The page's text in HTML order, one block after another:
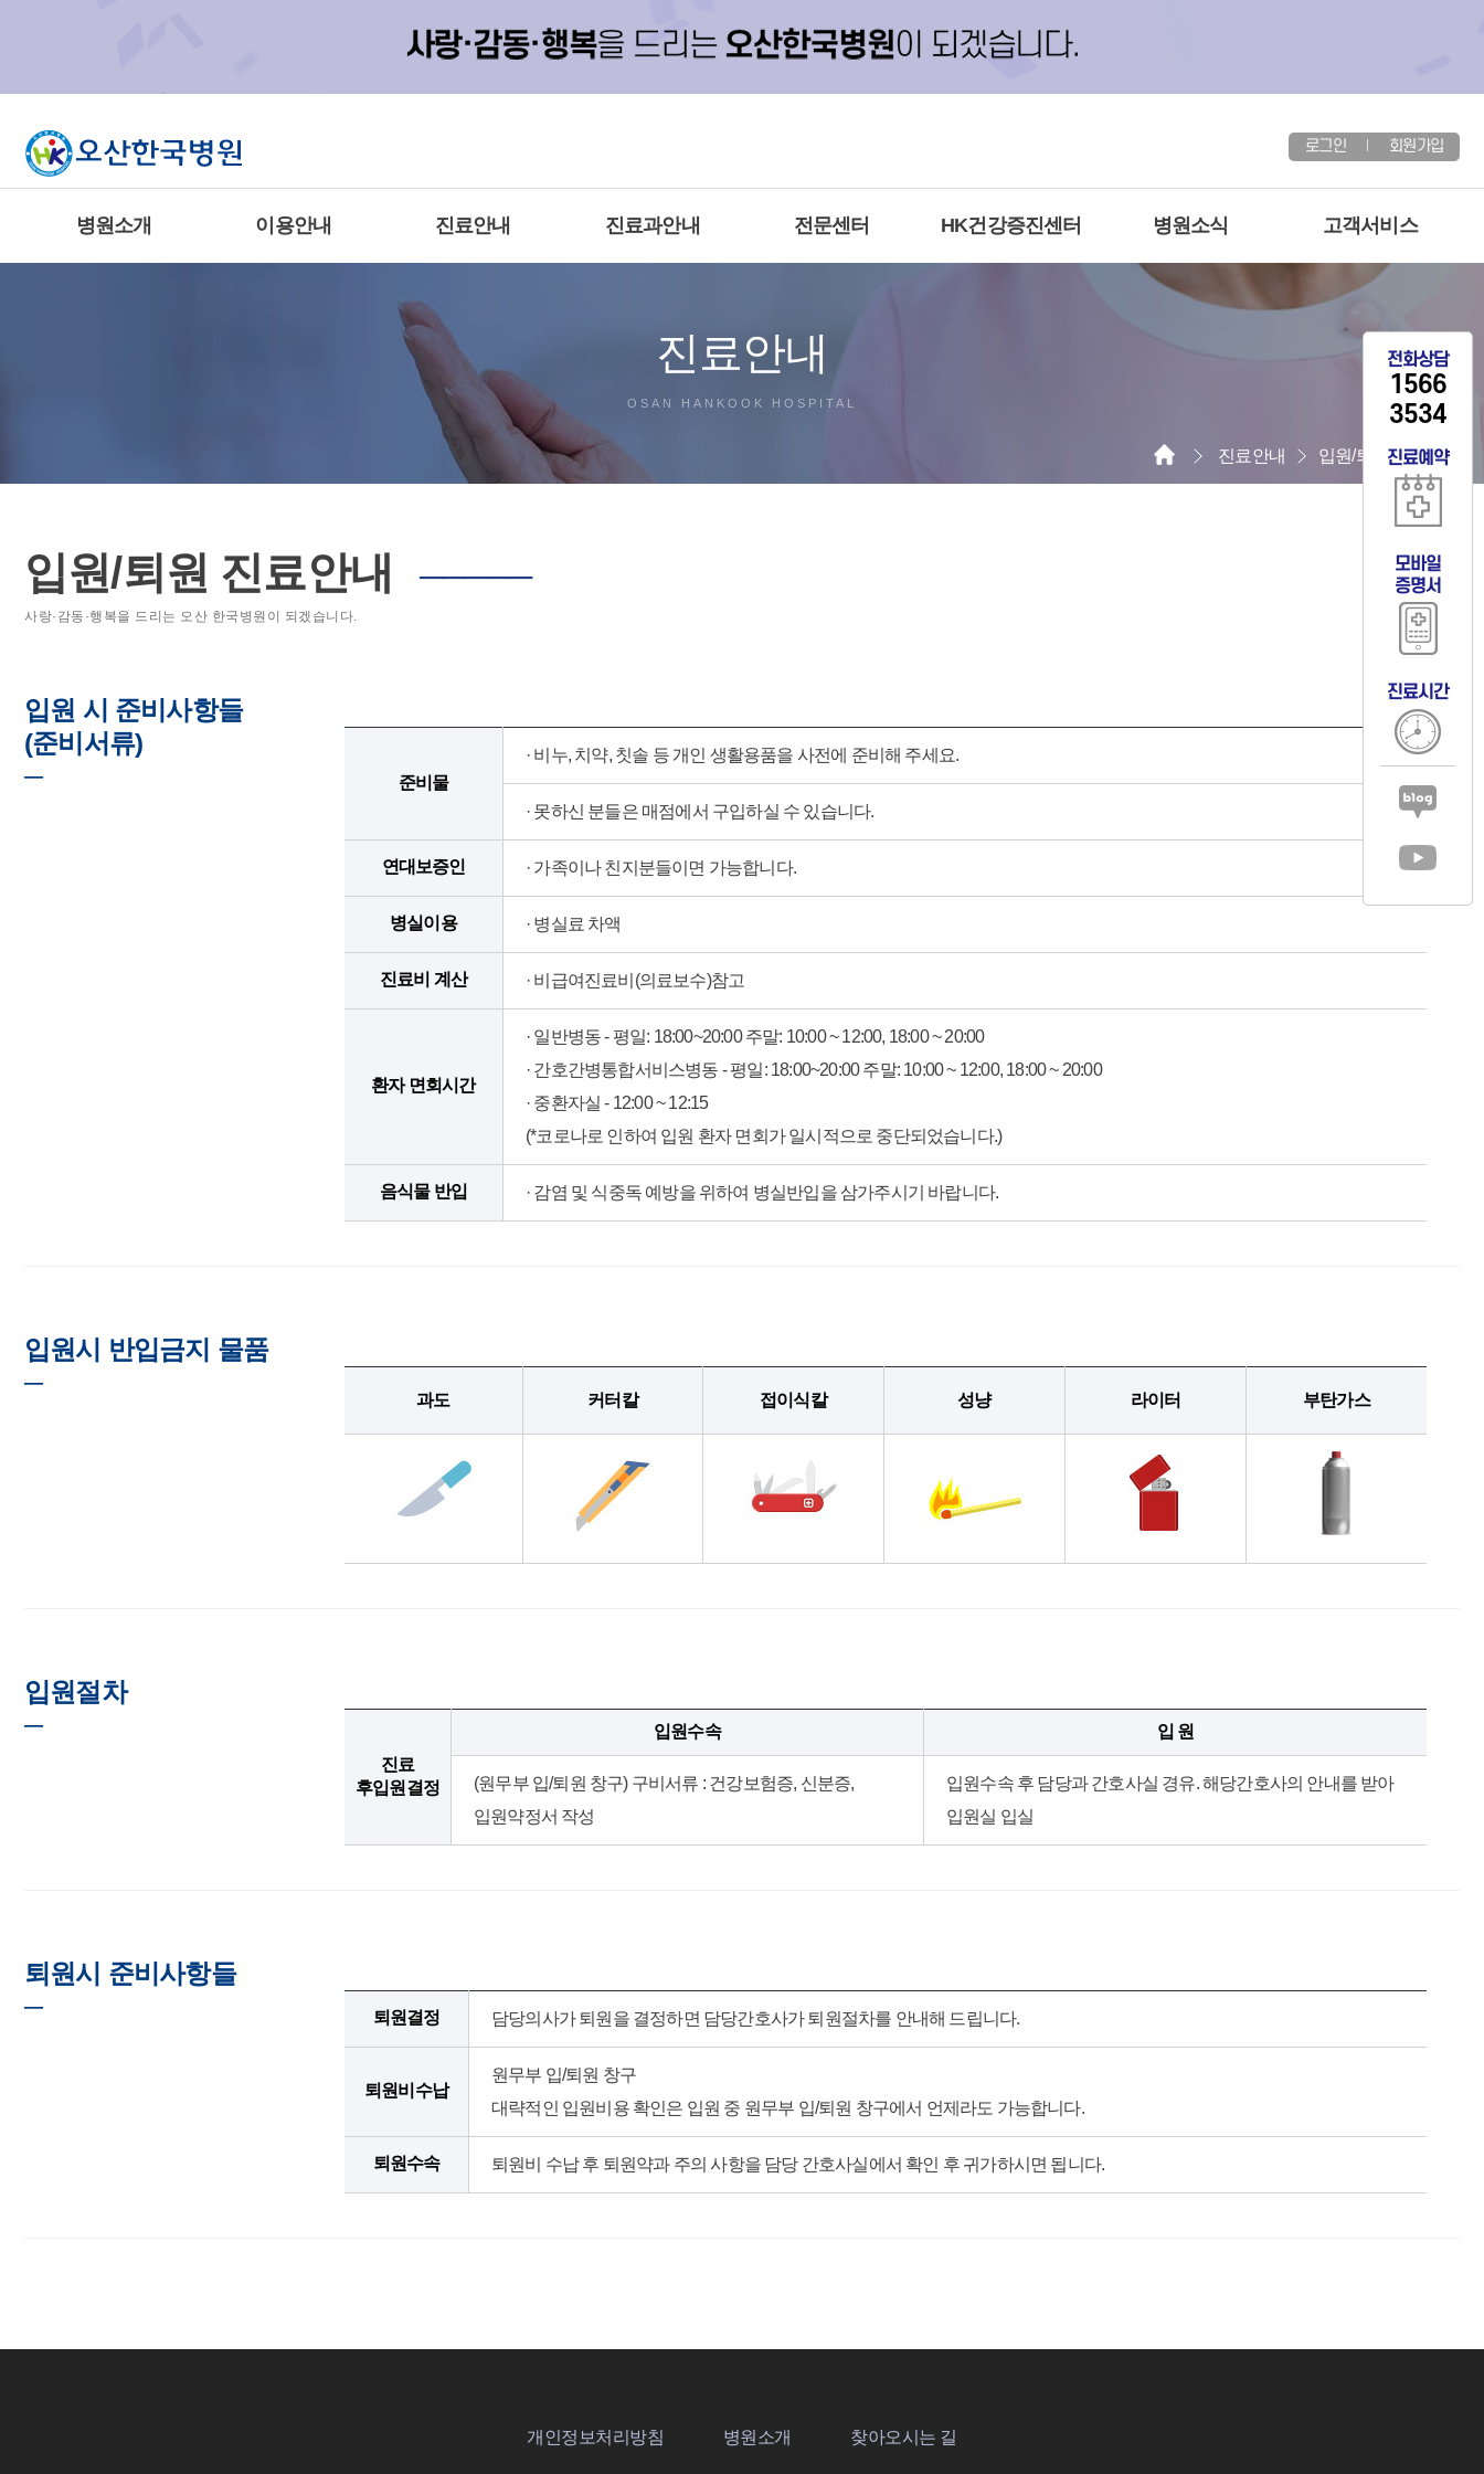
전화상담
1566
3534
진료예약
모바일
증명서
진료시간
로그인 회원가입
병원소개 이용안내 진료안내 진료과안내 전문센터 HK건강증진센터 병원소식 고객서비스
진료안내
OSAN HANKOOK HOSPITAL
진료안내 입원/퇴원 진료안내
입원/퇴원 진료안내 ─────
사랑·감동·행복을 드리는 오산 한국병원이 되겠습니다.
입원 시 준비사항들
(준비서류)
─
준비물
· 비누, 치약, 칫솔 등 개인 생활용품을 사전에 준비해 주세요.
· 못하신 분들은 매점에서 구입하실 수 있습니다.
연대보증인 · 가족이나 친지분들이면 가능합니다.
병실이용 · 병실료 차액
진료비 계산 · 비급여진료비(의료보수)참고
환자 면회시간
· 일반병동 - 평일: 18:00~20:00 주말: 10:00 ~ 12:00, 18:00 ~ 20:00
· 간호간병통합서비스병동 - 평일: 18:00~20:00 주말: 10:00 ~ 12:00, 18:00 ~ 20:00
· 중환자실 - 12:00 ~ 12:15
(*코로나로 인하여 입원 환자 면회가 일시적으로 중단되었습니다.)
음식물 반입 · 감염 및 식중독 예방을 위하여 병실반입을 삼가주시기 바랍니다.
입원시 반입금지 물품
─
과도 커터칼 접이식칼 성냥 라이터 부탄가스
입원절차
─
진료
후입원결정
입원수속 입 원
(원무부 입/퇴원 창구) 구비서류 : 건강보험증, 신분증,
입원약정서 작성
입원수속 후 담당과 간호사실 경유. 해당간호사의 안내를 받아
입원실 입실
퇴원시 준비사항들
─
퇴원결정 담당의사가 퇴원을 결정하면 담당간호사가 퇴원절차를 안내해 드립니다.
퇴원비수납
원무부 입/퇴원 창구
대략적인 입원비용 확인은 입원 중 원무부 입/퇴원 창구에서 언제라도 가능합니다.
퇴원수속 퇴원비 수납 후 퇴원약과 주의 사항을 담당 간호사실에서 확인 후 귀가하시면 됩니다.
개인정보처리방침 병원소개 찾아오시는 길